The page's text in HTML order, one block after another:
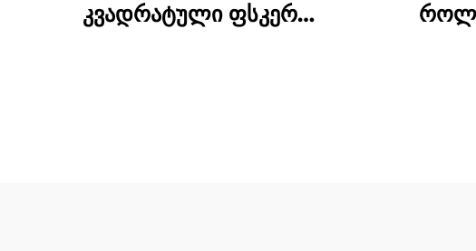
კვადრატული ფსკერის